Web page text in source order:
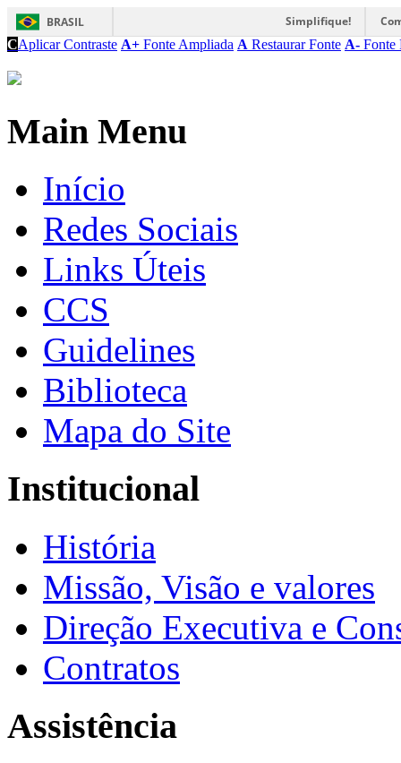
BRASIL Simplifique!
CAplicar Contraste A+ Fonte Ampliada A Restaurar Fonte A- Fonte
Main Menu
Início
Redes Sociais
Links Úteis
CCS
Guidelines
Biblioteca
Mapa do Site
Institucional
História
Missão, Visão e valores
Direção Executiva e
Contratos
Assistência